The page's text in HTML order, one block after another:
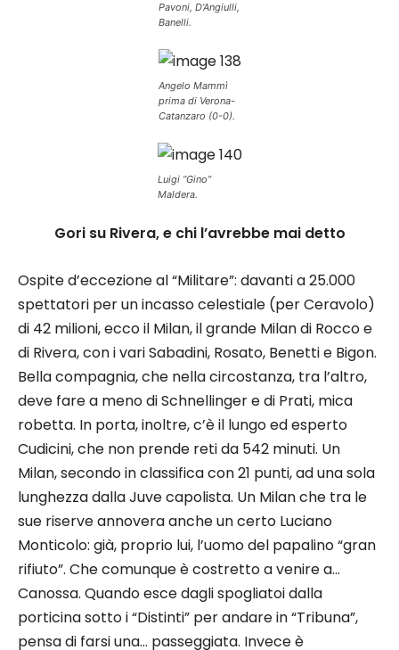
Pavoni, D’Angiulli,
Banelli.
Angelo Mammì
prima di Verona-
Catanzaro (0-0).
Luigi “Gino”
Maldera.
Gori su Rivera, e chi l’avrebbe mai detto
Ospite d’eccezione al “Militare”: davanti a 25.000
spettatori per un incasso celestiale (per Ceravolo)
di 42 milioni, ecco il Milan, il grande Milan di Rocco e
di Rivera, con i vari Sabadini, Rosato, Benetti e Bigon.
Bella compagnia, che nella circostanza, tra l’altro,
deve fare a meno di Schnellinger e di Prati, mica
robetta. In porta, inoltre, c’è il lungo ed esperto
Cudicini, che non prende reti da 542 minuti. Un
Milan, secondo in classifica con 21 punti, ad una sola
lunghezza dalla Juve capolista. Un Milan che tra le
sue riserve annovera anche un certo Luciano
Monticolo: già, proprio lui, l’uomo del papalino “gran
rifiuto”. Che comunque è costretto a venire a…
Canossa. Quando esce dagli spogliatoi dalla
porticina sotto i “Distinti” per andare in “Tribuna”,
pensa di farsi una… passeggiata. Invece è